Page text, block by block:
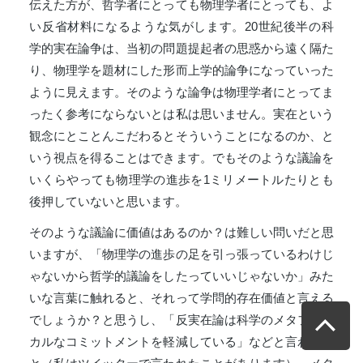
伝えた方が、哲学者にとっても物理学者にとっても、よ
い反省材料になるような気がします。20世紀後半の科
学的実在論争は、当初の問題提起者の思惑から遠く隔た
り、物理学を題材にした形而上学的論争になっていった
ように見えます。そのような論争は物理学者にとってま
ったく参考にならないとは私は思いません。実在という
観念にとことんこだわるとそういうことになるのか、と
いう視点を得ることはできます。でもそのような議論を
いくらやっても物理学の進歩を1ミリメートルたりとも
後押していないと思います。
そのような議論に価値はあるのか？は難しい問いだと思
いますが、「物理学の進歩の足を引っ張っているわけじ
ゃないから哲学的議論をしたっていいじゃないか」みた
いな言葉に触れると、それって学問的存在価値と言える
でしょうか？と思うし、「反実在論は科学のメタフィジ
カルなコミットメントを軽減している」などと言われる